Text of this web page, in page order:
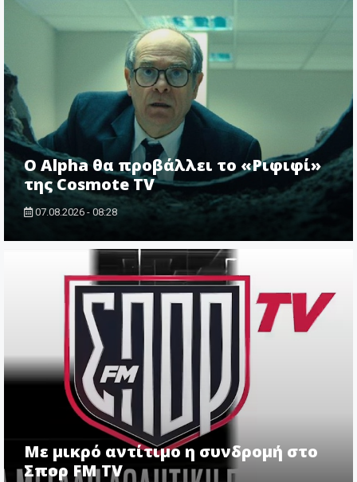
Ο Alpha θα προβάλλει το «Ριφιφί»
της Cosmote TV
07.08.2026 - 08:28
Με μικρό αντίτιμο η συνδρομή στο
Σπορ FM TV